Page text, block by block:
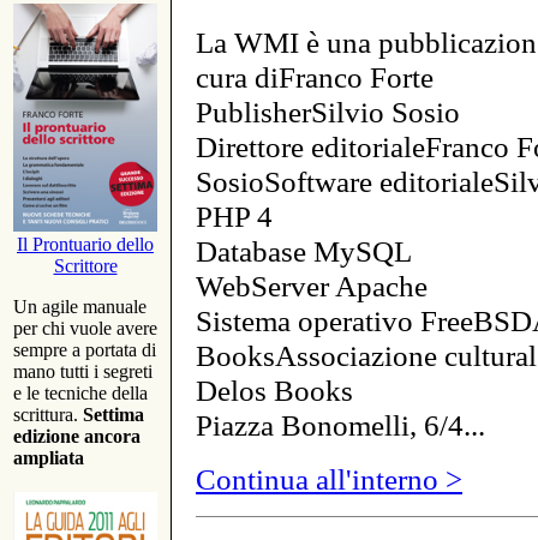
Il Prontuario dello
Scrittore
Un agile manuale
per chi vuole avere
sempre a portata di
mano tutti i segreti
e le tecniche della
scrittura. Settima
edizione ancora
ampliata
La WMI è una
cura diFranco Forte
PublisherSilvio Sosio
Direttore editorialeFranco
SosioSoftware
PHP 4
Database MySQL
WebServer Apache
Sistema operativo
BooksAssociazione
Delos Books
Piazza Bonomelli, 6/4...
Continua all'interno >